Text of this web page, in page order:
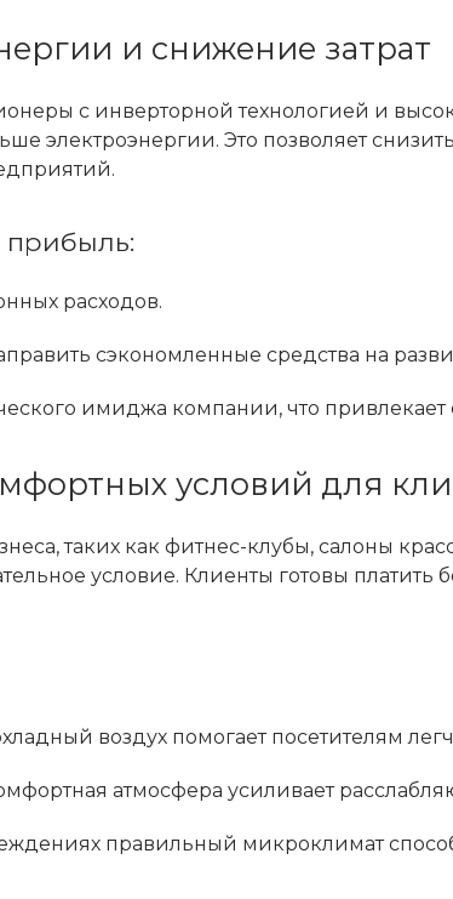
и снижение затрат
с инверторной технологией и
электроэнергии. Это позволяет
прибыль:
расходов.
сэкономленные средства на
имиджа компании, что привлекает
условий для
таких как фитнес-клубы, салоны
условие. Клиенты готовы платить
воздух помогает посетителям
атмосфера усиливает
правильный микроклимат